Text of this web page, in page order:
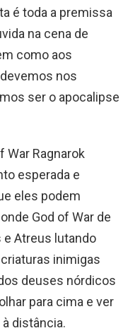
é toda a premissa
na cena de
como aos
nos
ser o apocalipse
War Ragnarok
esperada e
eles podem
God of War de
e Atreus lutando
inimigas
deuses nórdicos
para cima e ver
distância.